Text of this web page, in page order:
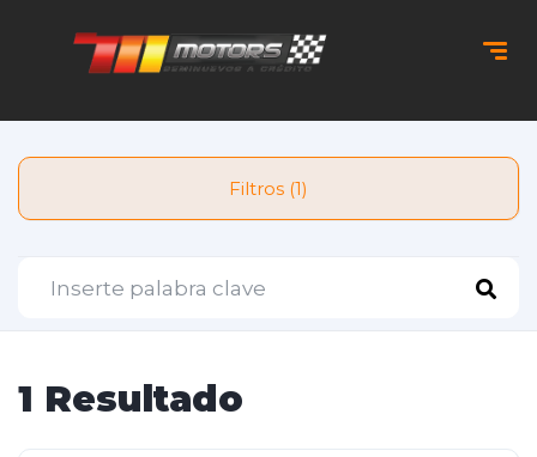
Filtros (1)
1 Resultado